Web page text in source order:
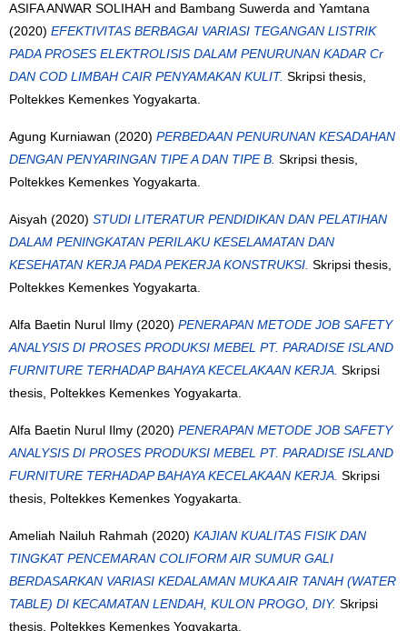
ASIFA ANWAR SOLIHAH and Bambang Suwerda and Yamtana
(2020) EFEKTIVITAS BERBAGAI VARIASI TEGANGAN LISTRIK
PADA PROSES ELEKTROLISIS DALAM PENURUNAN KADAR Cr
DAN COD LIMBAH CAIR PENYAMAKAN KULIT. Skripsi thesis,
Poltekkes Kemenkes Yogyakarta.
Agung Kurniawan (2020) PERBEDAAN PENURUNAN KESADAHAN
DENGAN PENYARINGAN TIPE A DAN TIPE B. Skripsi thesis,
Poltekkes Kemenkes Yogyakarta.
Aisyah (2020) STUDI LITERATUR PENDIDIKAN DAN PELATIHAN
DALAM PENINGKATAN PERILAKU KESELAMATAN DAN
KESEHATAN KERJA PADA PEKERJA KONSTRUKSI. Skripsi thesis,
Poltekkes Kemenkes Yogyakarta.
Alfa Baetin Nurul Ilmy (2020) PENERAPAN METODE JOB SAFETY
ANALYSIS DI PROSES PRODUKSI MEBEL PT. PARADISE ISLAND
FURNITURE TERHADAP BAHAYA KECELAKAAN KERJA. Skripsi
thesis, Poltekkes Kemenkes Yogyakarta.
Alfa Baetin Nurul Ilmy (2020) PENERAPAN METODE JOB SAFETY
ANALYSIS DI PROSES PRODUKSI MEBEL PT. PARADISE ISLAND
FURNITURE TERHADAP BAHAYA KECELAKAAN KERJA. Skripsi
thesis, Poltekkes Kemenkes Yogyakarta.
Ameliah Nailuh Rahmah (2020) KAJIAN KUALITAS FISIK DAN
TINGKAT PENCEMARAN COLIFORM AIR SUMUR GALI
BERDASARKAN VARIASI KEDALAMAN MUKA AIR TANAH (WATER
TABLE) DI KECAMATAN LENDAH, KULON PROGO, DIY. Skripsi
thesis, Poltekkes Kemenkes Yogyakarta.